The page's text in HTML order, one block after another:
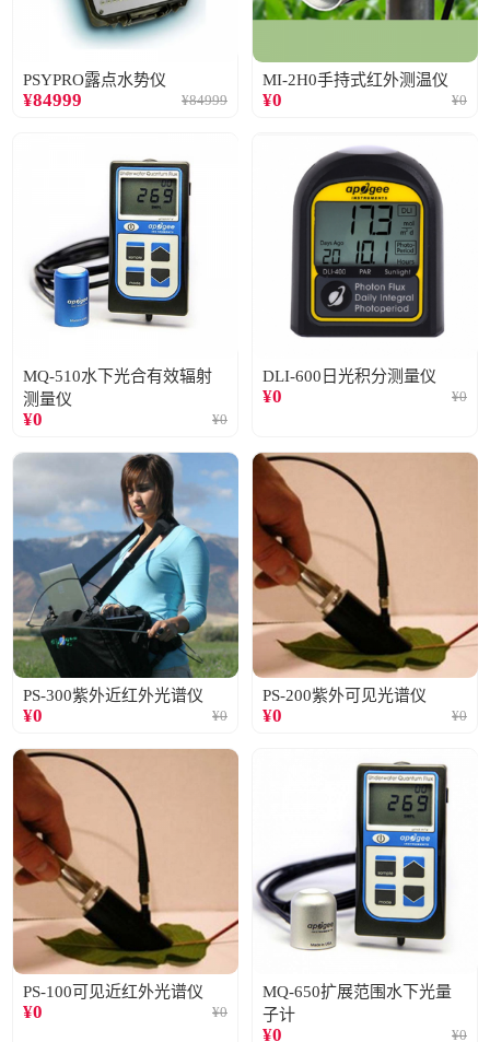
PSYPRO露点水势仪
¥84999 ¥84999
MI-2H0手持式红外测温仪
¥0 ¥0
MQ-510水下光合有效辐射
测量仪
¥0 ¥0
DLI-600日光积分测量仪
¥0 ¥0
PS-300紫外近红外光谱仪
¥0 ¥0
PS-200紫外可见光谱仪
¥0 ¥0
PS-100可见近红外光谱仪
¥0 ¥0
MQ-650扩展范围水下光量
子计
¥0 ¥0